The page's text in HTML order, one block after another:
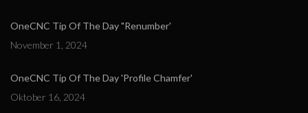
OneCNC Tip Of The Day "Renumber'
November 1, 2024
OneCNC Tip Of The Day 'Profile Chamfer'
Oktober 16, 2024